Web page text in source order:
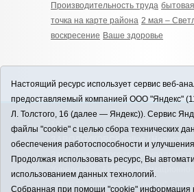
Производительность труда
точка на карте района 2 мая –
воскресение Ваше здоровье
12+
ЗАВОДОУКОВСК online / Новости
Заводоуковского муниципального
Учредитель: АНО "Информационно-
центр "Заводоуковские вести".
Настоящий ресурс использует сервис веб-
предоставляемый компанией ООО "Яндекс"
Л. Толстого, 16 (далее — Яндекс)). Сервис
файлы "cookie" с целью сбора технических
обеспечения работоспособности и
Продолжая использовать ресурс, Вы
использованием данных технологий.
Собранная при помощи "cookie" информация